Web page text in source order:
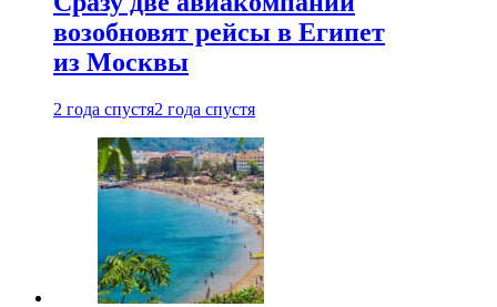
возобновят рейсы в Египет
из Москвы
2 года спустя2 года спустя